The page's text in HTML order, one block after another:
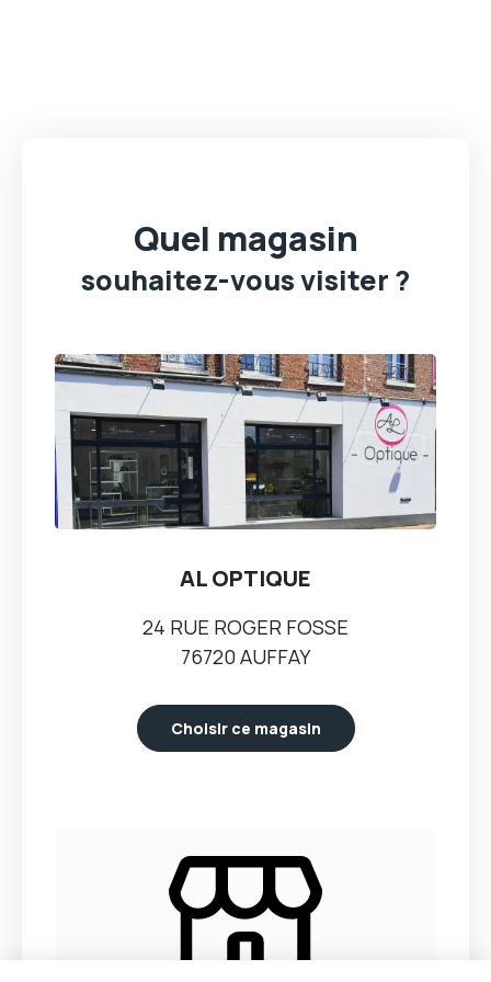
Quel magasin
souhaitez-vous visiter ?
AL OPTIQUE
24 RUE ROGER FOSSE
76720 AUFFAY
Choisir ce magasin